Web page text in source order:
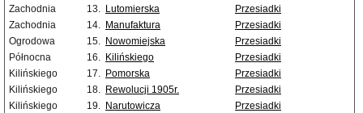
Zachodnia
13. Lutomierska
Przesiadki
Zachodnia
14. Manufaktura
Przesiadki
Ogrodowa
15. Nowomiejska
Przesiadki
Północna
16. Kilińskiego
Przesiadki
Kilińskiego
17. Pomorska
Przesiadki
Kilińskiego
18. Rewolucji 1905r.
Przesiadki
Kilińskiego
19. Narutowicza
Przesiadki